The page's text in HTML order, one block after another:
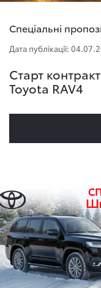
Спеціальні
Дата публікації:
Старт
Toyota RAV4